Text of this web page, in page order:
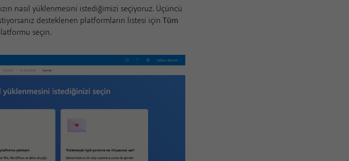
nasıl yüklenmesini istediğimizi seçiyoruz. Üçüncü
desteklenen platformların listesi içinTüm
seçin.